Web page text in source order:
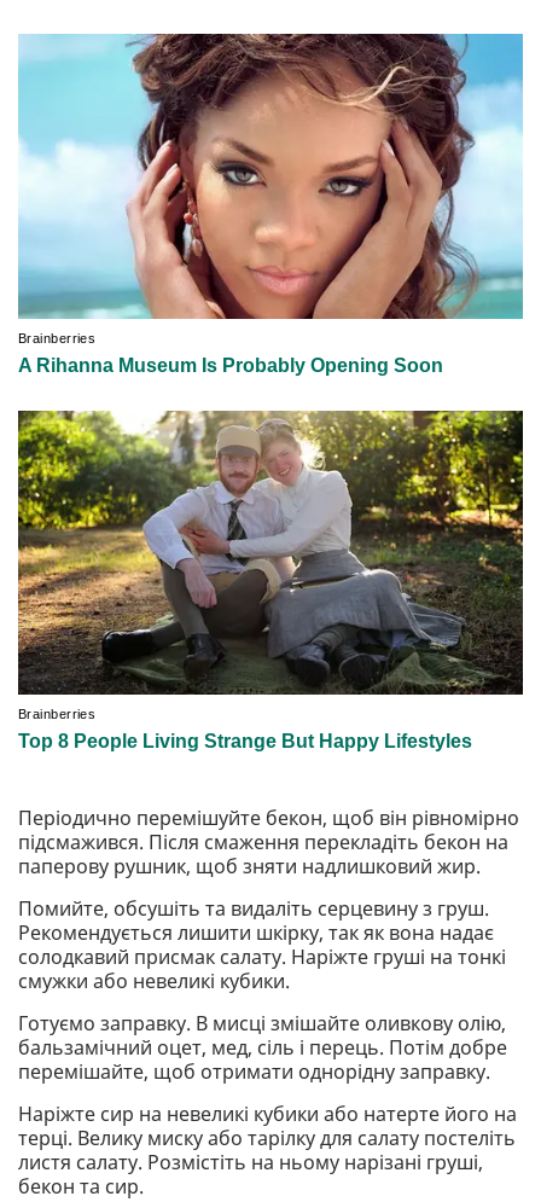
Періодично перемішуйте бекон, щоб він рівномірно
підсмажився. Після смаження перекладіть бекон на
паперову рушник, щоб зняти надлишковий жир.
Помийте, обсушіть та видаліть серцевину з груш.
Рекомендується лишити шкірку, так як вона надає
солодкавий присмак салату. Наріжте груші на тонкі
смужки або невеликі кубики.
Готуємо заправку. В мисці змішайте оливкову олію,
бальзамічний оцет, мед, сіль і перець. Потім добре
перемішайте, щоб отримати однорідну заправку.
Наріжте сир на невеликі кубики або натерте його на
терці. Велику миску або тарілку для салату постеліть
листя салату. Розмістіть на ньому нарізані груші,
бекон та сир.